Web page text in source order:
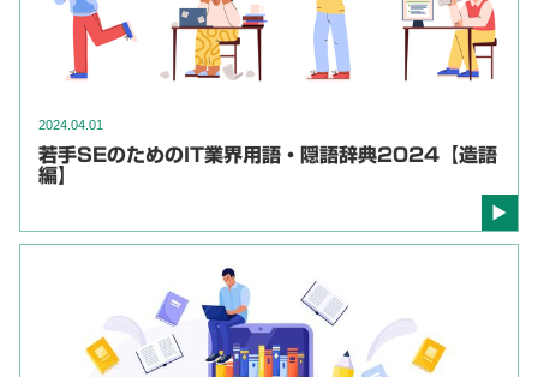
2024.04.01
若手SEのためのIT業界用語・隠語辞典2024【造語
編】